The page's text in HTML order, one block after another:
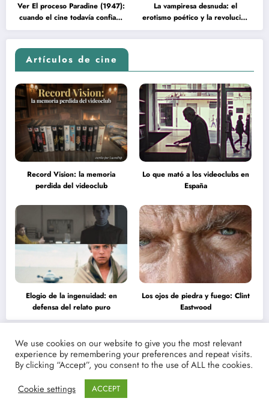
Ver El proceso Paradine (1947):
cuando el cine todavía confiaba
en la inteligencia del espectador
La vampiresa desnuda: el
erotismo poético y la revolución
psicodélica de Jean Rollin
Artículos de cine
Record Vision: la memoria
perdida del videoclub
Lo que mató a los videoclubs en
España
Elogio de la ingenuidad: en
defensa del relato puro
Los ojos de piedra y fuego: Clint
Eastwood
Erotismo y cine
Francesca
Eastwood y
We use cookies on our website to give you the most relevant
experience by remembering your preferences and repeat visits.
By clicking “Accept”, you consent to the use of ALL the cookies.
Cookie settings
ACCEPT